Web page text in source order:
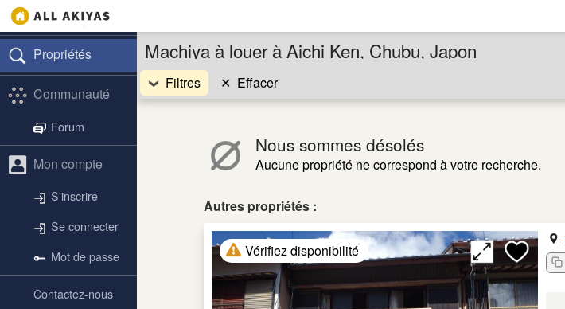
Propriétés
Communauté
Forum
Mon compte
S'inscrire
Se connecter
Mot de passe
Contactez-nous
Machiya à louer à Aichi Ken, Chubu, Japon
Filtres ✕ Effacer
Nous sommes désolés
Aucune propriété ne correspond à votre recherche.
Autres propriétés :
Vérifiez disponibilité